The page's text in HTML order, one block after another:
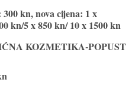
kn, nova cijena: 1 x
kn/5 x 850 kn/ 10 x 1500 kn
KOZMETIKA-POPUST